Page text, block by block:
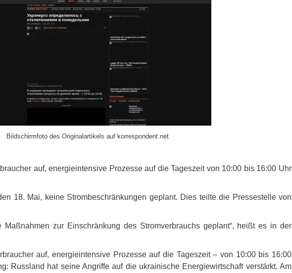
Bildschirmfoto des Originalartikels auf korrespondent.net
auf, energieintensive Prozesse auf die Tageszeit von 10:00 bis 16:00 Uhr
18. Mai, keine Strombeschränkungen geplant. Dies teilte die Pressestelle von
Maßnahmen zur Einschränkung des Stromverbrauchs geplant“, heißt es in der
auf, energieintensive Prozesse auf die Tageszeit – von 10:00 bis 16:00
Russland hat seine Angriffe auf die ukrainische Energiewirtschaft verstärkt. Am